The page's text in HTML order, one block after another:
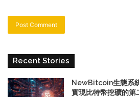
Recent Stories
NewBitcoin生態系
實現比特幣挖礦的第